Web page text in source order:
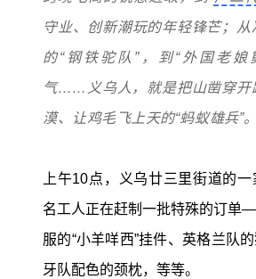
守业、创新潮玩的年轻锋芒；
的“钢铁驼队”，到“外国老娘
气……义乌人，就是把山凿穿开
漠、让鸡毛飞上天的“蚂蚁雄兵”。
上午10点，义乌廿三里街道的一
名工人正在赶制一批特殊的订单
服的“小羊咩西”挂件、英格兰队
牙队配色的颈枕，等等。